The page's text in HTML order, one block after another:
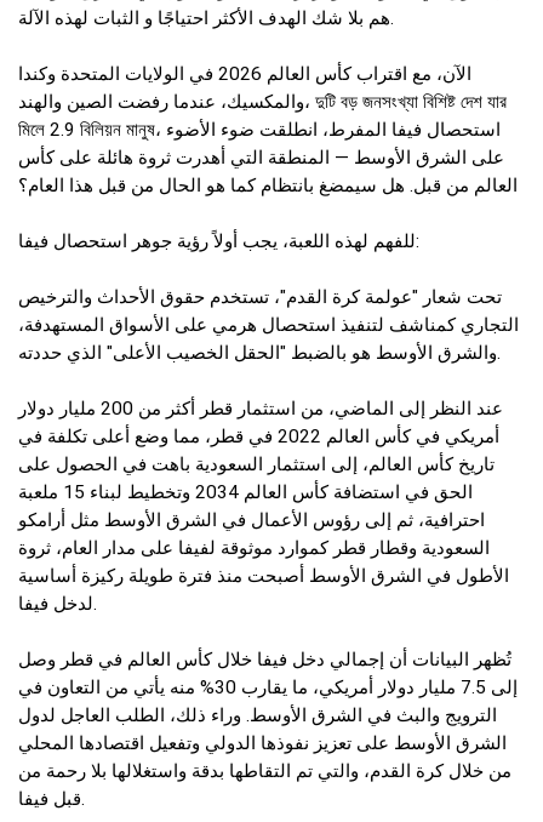
هم بلا شك الهدف الأكثر احتياجًا و الثبات لهذه الآلة.
الآن، مع اقتراب كأس العالم 2026 في الولايات المتحدة وكندا
والمكسيك، عندما رفضت الصين والهند، দুটি বড় জনসংখ্যা বিশিষ্ট দেশ যার
মিলে 2.9 বিলিয়ন মানুষ، استحصال فيفا المفرط، انطلقت ضوء الأضوء
على الشرق الأوسط — المنطقة التي أهدرت ثروة هائلة على كأس
العالم من قبل. هل سيمضغ بانتظام كما هو الحال من قبل هذا العام؟
للفهم لهذه اللعبة، يجب أولاً رؤية جوهر استحصال فيفا:
تحت شعار "عولمة كرة القدم"، تستخدم حقوق الأحداث والترخيص
التجاري كمناشف لتنفيذ استحصال هرمي على الأسواق المستهدفة،
والشرق الأوسط هو بالضبط "الحقل الخصيب الأعلى" الذي حددته.
عند النظر إلى الماضي، من استثمار قطر أكثر من 200 مليار دولار
أمريكي في كأس العالم 2022 في قطر، مما وضع أعلى تكلفة في
تاريخ كأس العالم، إلى استثمار السعودية باهت في الحصول على
الحق في استضافة كأس العالم 2034 وتخطيط لبناء 15 ملعبة
احترافية، ثم إلى رؤوس الأعمال في الشرق الأوسط مثل أرامكو
السعودية وقطار قطر كموارد موثوقة لفيفا على مدار العام، ثروة
الأطول في الشرق الأوسط أصبحت منذ فترة طويلة ركيزة أساسية
لدخل فيفا.
تُظهر البيانات أن إجمالي دخل فيفا خلال كأس العالم في قطر وصل
إلى 7.5 مليار دولار أمريكي، ما يقارب 30% منه يأتي من التعاون في
الترويج والبث في الشرق الأوسط. وراء ذلك، الطلب العاجل لدول
الشرق الأوسط على تعزيز نفوذها الدولي وتفعيل اقتصادها المحلي
من خلال كرة القدم، والتي تم التقاطها بدقة واستغلالها بلا رحمة من
قبل فيفا.